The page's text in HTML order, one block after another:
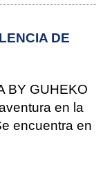
DE
BY GUHEKO
en la
encuentra en